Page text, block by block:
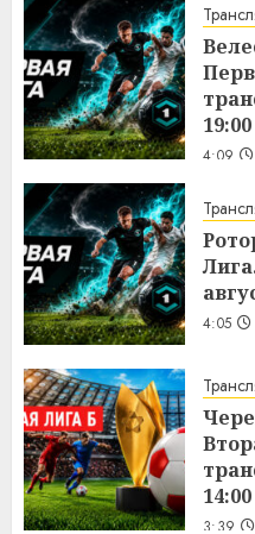
19:00
4:09
4:05
14:00
3:39